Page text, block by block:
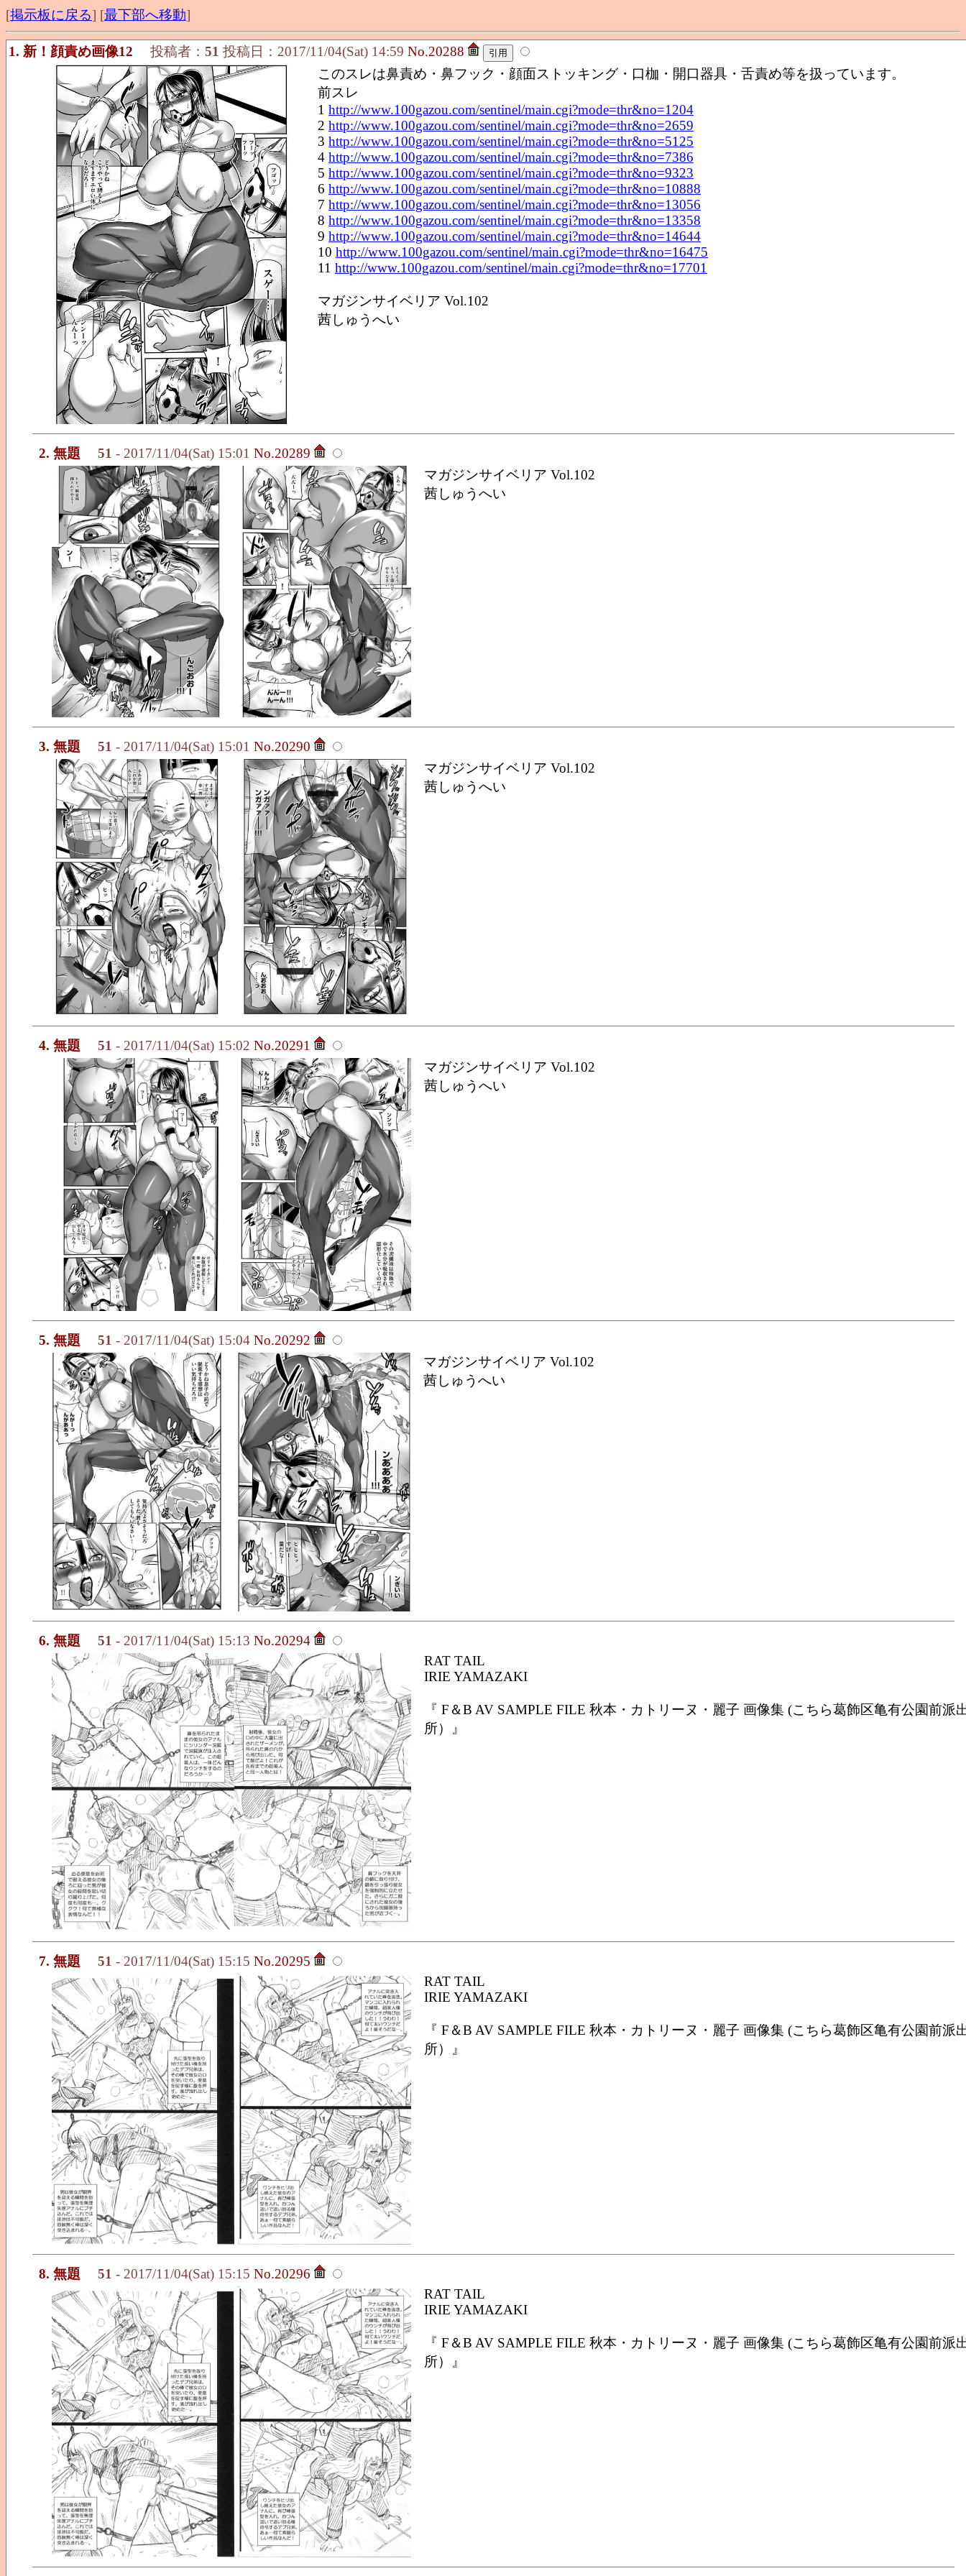
[掲示板に戻る] [最下部へ移動]
1. 新！顔責め画像12 投稿者： 51 投稿日：2017/11/04(Sat) 14:59 No.20288
このスレは鼻責め・鼻フック・顔面ストッキング・口枷・開口器具・舌責め等を扱っています。
前スレ
1 http://www.100gazou.com/sentinel/main.cgi?mode=thr&no=1204
2 http://www.100gazou.com/sentinel/main.cgi?mode=thr&no=2659
3 http://www.100gazou.com/sentinel/main.cgi?mode=thr&no=5125
4 http://www.100gazou.com/sentinel/main.cgi?mode=thr&no=7386
5 http://www.100gazou.com/sentinel/main.cgi?mode=thr&no=9323
6 http://www.100gazou.com/sentinel/main.cgi?mode=thr&no=10888
7 http://www.100gazou.com/sentinel/main.cgi?mode=thr&no=13056
8 http://www.100gazou.com/sentinel/main.cgi?mode=thr&no=13358
9 http://www.100gazou.com/sentinel/main.cgi?mode=thr&no=14644
10 http://www.100gazou.com/sentinel/main.cgi?mode=thr&no=16475
11 http://www.100gazou.com/sentinel/main.cgi?mode=thr&no=17701
マガジンサイベリア Vol.102
茜しゅうへい
2. 無題 51 - 2017/11/04(Sat) 15:01 No.20289
マガジンサイベリア Vol.102
茜しゅうへい
3. 無題 51 - 2017/11/04(Sat) 15:01 No.20290
マガジンサイベリア Vol.102
茜しゅうへい
4. 無題 51 - 2017/11/04(Sat) 15:02 No.20291
マガジンサイベリア Vol.102
茜しゅうへい
5. 無題 51 - 2017/11/04(Sat) 15:04 No.20292
マガジンサイベリア Vol.102
茜しゅうへい
6. 無題 51 - 2017/11/04(Sat) 15:13 No.20294
RAT TAIL
IRIE YAMAZAKI
『 F＆B AV SAMPLE FILE 秋本・カトリーヌ・麗子 画像集 (こちら葛飾区亀有公園前派
所）』
7. 無題 51 - 2017/11/04(Sat) 15:15 No.20295
RAT TAIL
IRIE YAMAZAKI
『 F＆B AV SAMPLE FILE 秋本・カトリーヌ・麗子 画像集 (こちら葛飾区亀有公園前派
所）』
8. 無題 51 - 2017/11/04(Sat) 15:15 No.20296
RAT TAIL
IRIE YAMAZAKI
『 F＆B AV SAMPLE FILE 秋本・カトリーヌ・麗子 画像集 (こちら葛飾区亀有公園前派
所）』